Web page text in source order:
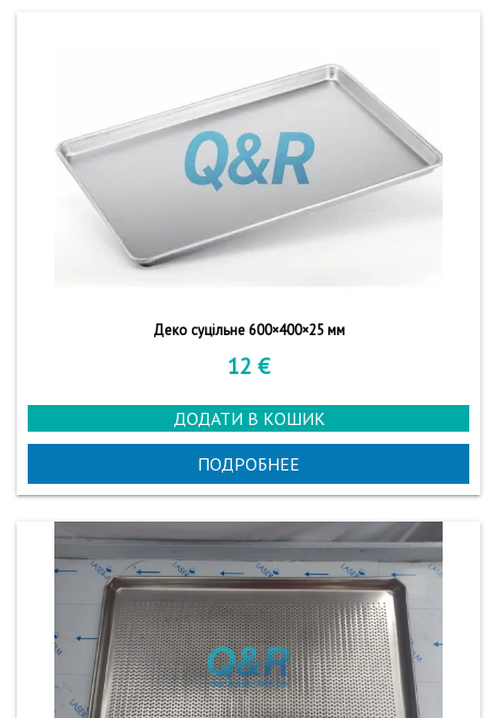
Деко суцільне 600×400×25 мм
12 €
ДОДАТИ В КОШИК
ПОДРОБНЕЕ